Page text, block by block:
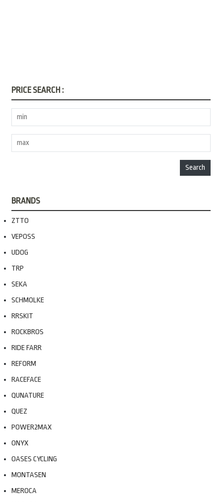
PRICE SEARCH :
Search
BRANDS
ZTTO
VEPOSS
UDOG
TRP
SEKA
SCHMOLKE
RRSKIT
ROCKBROS
RIDE FARR
REFORM
RACEFACE
QUNATURE
QUEZ
POWER2MAX
ONYX
OASES CYCLING
MONTASEN
MEROCA